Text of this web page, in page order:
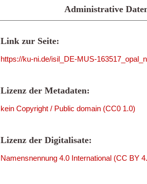
Administrative
Link zur Seite:
https://ku-ni.de/isil_DE-MUS-
Lizenz der Metadaten:
kein Copyright / Public domain (CC0 1.0)
Lizenz der Digitalisate:
Namensnennung 4.0 International (CC BY